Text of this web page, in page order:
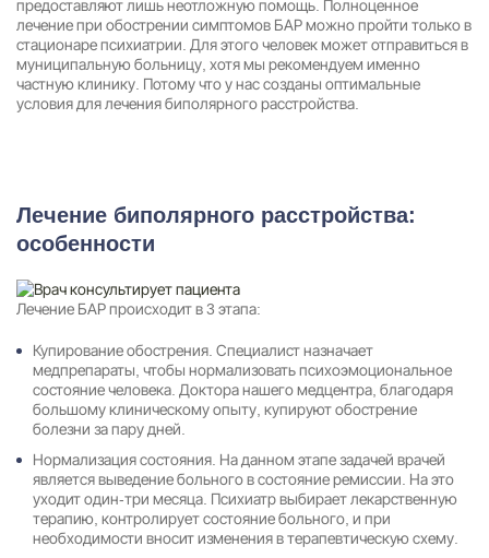
предоставляют лишь неотложную помощь. Полноценное
лечение при обострении симптомов БАР можно пройти только в
стационаре психиатрии. Для этого человек может отправиться в
муниципальную больницу, хотя мы рекомендуем именно
частную клинику. Потому что у нас созданы оптимальные
условия для лечения биполярного расстройства.
Лечение биполярного расстройства:
особенности
Лечение БАР происходит в 3 этапа:
Купирование обострения. Специалист назначает
медпрепараты, чтобы нормализовать психоэмоциональное
состояние человека. Доктора нашего медцентра, благодаря
большому клиническому опыту, купируют обострение
болезни за пару дней.
Нормализация состояния. На данном этапе задачей врачей
является выведение больного в состояние ремиссии. На это
уходит один-три месяца. Психиатр выбирает лекарственную
терапию, контролирует состояние больного, и при
необходимости вносит изменения в терапевтическую схему.